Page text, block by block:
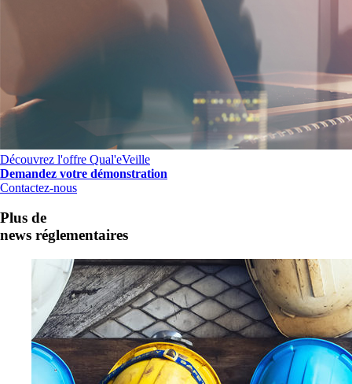
Découvrez l'offre Qual'eVeille
Demandez votre démonstration
Contactez-nous
Plus de
news réglementaires